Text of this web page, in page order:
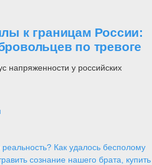
к границам России:
по тревоге
напряженности у российских
Как удалось бесполому
сознание нашего брата, купить